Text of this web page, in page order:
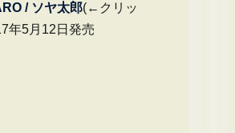
/ ソヤ太郎(←クリッ
年5月12日発売